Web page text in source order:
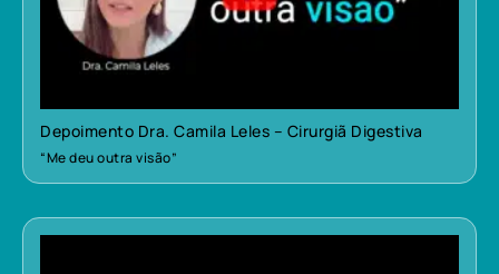
Depoimento Dra. Camila Leles – Cirurgiã Digestiva
“Me deu outra visão”